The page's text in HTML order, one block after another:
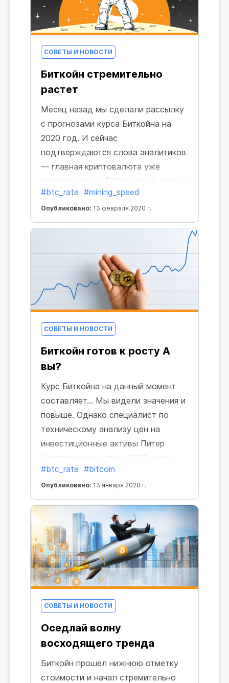
СОВЕТЫ И НОВОСТИ
Биткойн стремительно
растет
Месяц назад мы сделали рассылку
с прогнозами курса Биткойна на
2020 год. И сейчас
подтверждаются слова аналитиков
— главная криптовалюта уже
взлетела выше $10 тысяч. И, скорее
всего, это только начало!
#btc_rate #mining_speed
Опубликовано: 13 февраля 2020 г.
СОВЕТЫ И НОВОСТИ
Биткойн готов к росту А
вы?
Курс Биткойна на данный момент
составляет... Мы видели значения и
повыше. Однако специалист по
техническому анализу цен на
инвестиционные активы Питер
Брандт уверен, что в 2020 году
Биткойн достигнет отметки в 50
000 долларов. По его словам, рост
начнется с февраля этого года.
Джон Макафи, основатель McAfee,
LLC, настроен еще более
оптимистично: эксперт полагает,
что к концу 2020 года обменный
курс Биткойна достигнет отметки в
1 000 000 долларов.
#btc_rate #bitcoin
Опубликовано: 13 января 2020 г.
СОВЕТЫ И НОВОСТИ
Оседлай волну
восходящего тренда
Биткойн прошел нижнюю отметку
стоимости и начал стремительно